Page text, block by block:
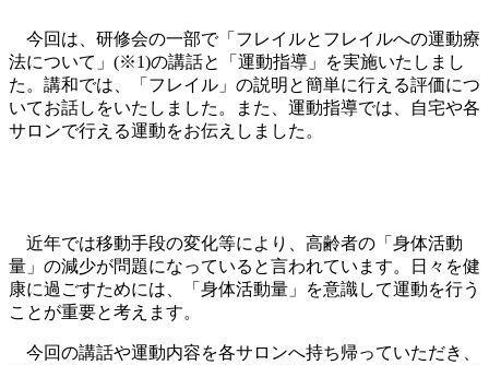
今回は、研修会の一部で「フレイルとフレイルへの運動療
法について」(※1)の講話と「運動指導」を実施いたしまし
た。講和では、「フレイル」の説明と簡単に行える評価につ
いてお話しをいたしました。また、運動指導では、自宅や各
サロンで行える運動をお伝えしました。
近年では移動手段の変化等により、高齢者の「身体活動
量」の減少が問題になっていると言われています。日々を健
康に過ごすためには、「身体活動量」を意識して運動を行う
ことが重要と考えます。
今回の講話や運動内容を各サロンへ持ち帰っていただき、